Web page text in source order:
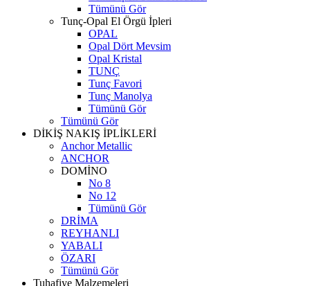
Tümünü Gör
Tunç-Opal El Örgü İpleri
OPAL
Opal Dört Mevsim
Opal Kristal
TUNÇ
Tunç Favori
Tunç Manolya
Tümünü Gör
Tümünü Gör
DİKİŞ NAKIŞ İPLİKLERİ
Anchor Metallic
ANCHOR
DOMİNO
No 8
No 12
Tümünü Gör
DRİMA
REYHANLI
YABALI
ÖZARI
Tümünü Gör
Tuhafiye Malzemeleri